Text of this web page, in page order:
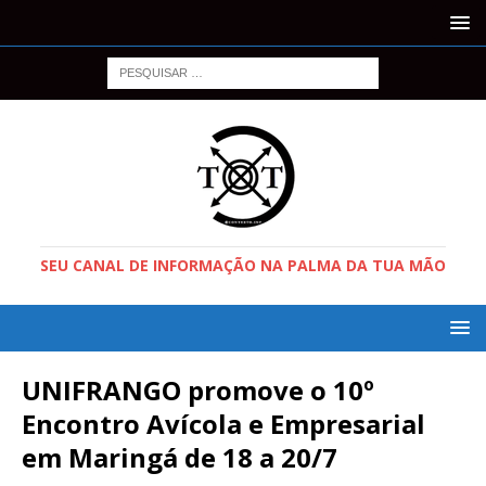
SEU CANAL DE INFORMAÇÃO NA PALMA DA TUA MÃO
UNIFRANGO promove o 10º
Encontro Avícola e Empresarial
em Maringá de 18 a 20/7